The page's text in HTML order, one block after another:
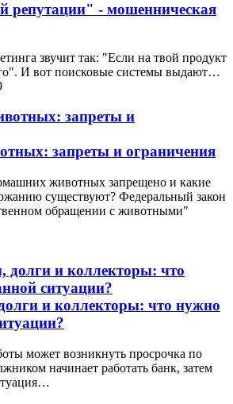
репутации" - мошенническая
звучит так: "Если на твой продукт
И вот поисковые системы выдают…
запреты и ограничения
животных запрещено и какие
существуют? Федеральный закон
обращении с животными"
и коллекторы: что нужно
может возникнуть просрочка по
начинает работать банк, затем